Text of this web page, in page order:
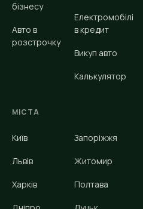
бізнесу
Авто в
розстрочку
Електромобілі
в кредит
Викуп авто
Калькулятор
МІСТА
Київ
Львів
Харків
Запоріжжя
Житомир
Полтава